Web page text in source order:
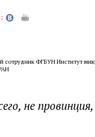
сотрудник ФГБУН Институт
не